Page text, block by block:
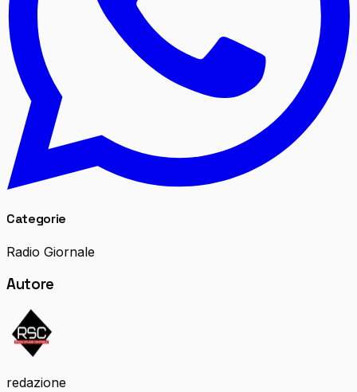
Categorie
Radio Giornale
Autore
redazione